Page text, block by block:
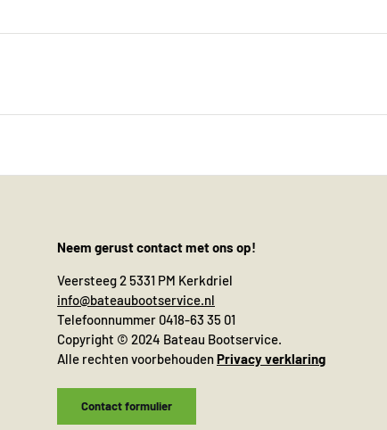
Neem gerust contact met ons op!
Veersteeg 2 5331 PM Kerkdriel
info@bateaubootservice.nl
Telefoonnummer 0418-63 35 01
Copyright © 2024 Bateau Bootservice.
Alle rechten voorbehoudenPrivacy verklaring
Contact formulier